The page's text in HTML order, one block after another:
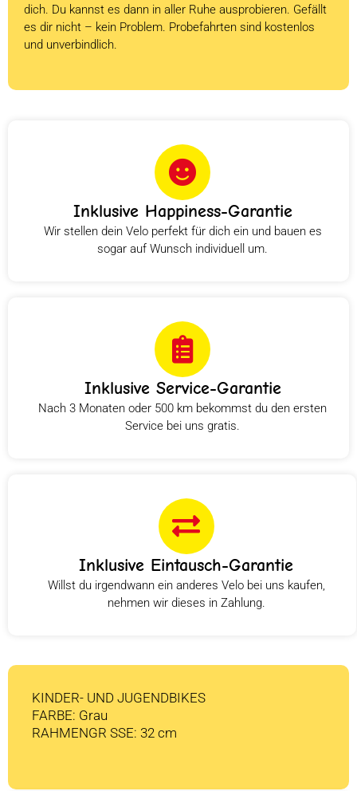
dich. Du kannst es dann in aller Ruhe ausprobieren. Gefällt
es dir nicht – kein Problem. Probefahrten sind kostenlos
und unverbindlich.
Inklusive Happiness-Garantie
Wir stellen dein Velo perfekt für dich ein und bauen es
sogar auf Wunsch individuell um.
Inklusive Service-Garantie
Nach 3 Monaten oder 500 km bekommst du den ersten
Service bei uns gratis.
Inklusive Eintausch-Garantie
Willst du irgendwann ein anderes Velo bei uns kaufen,
nehmen wir dieses in Zahlung.
KINDER- UND JUGENDBIKES
FARBE: Grau
RAHMENGR SSE: 32 cm